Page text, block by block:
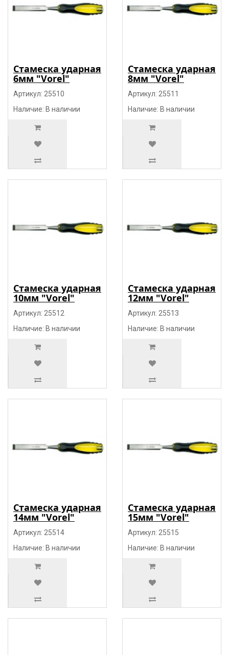
Стамеска ударная
6мм "Vorel"
Артикул: 25510
Наличие: В наличии
Стамеска ударная
8мм "Vorel"
Артикул: 25511
Наличие: В наличии
Стамеска ударная
10мм "Vorel"
Артикул: 25512
Наличие: В наличии
Стамеска ударная
12мм "Vorel"
Артикул: 25513
Наличие: В наличии
Стамеска ударная
14мм "Vorel"
Артикул: 25514
Наличие: В наличии
Стамеска ударная
15мм "Vorel"
Артикул: 25515
Наличие: В наличии